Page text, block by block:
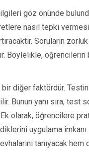
göz önünde
nasıl tepki
Soruların
Böylelikle,
diğer faktördür.
Bunun yanı sıra, test
olarak, öğrencilere
uygulama
tanıyacak